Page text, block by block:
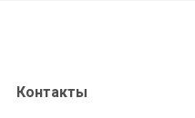
Контакты